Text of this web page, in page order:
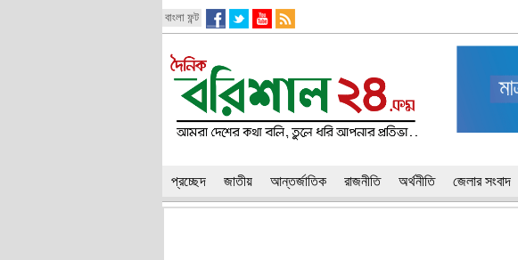
বাংলা ফন্ট
প্রচ্ছেদ জাতীয় আন্তর্জাতিক রাজনীতি অর্থনীতি জেলার সংবাদ